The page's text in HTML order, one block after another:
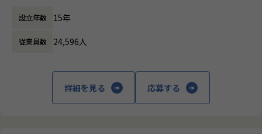
【募集概要】
搬送設備・工作機械・産業ロボットなどの保全業務をご担当
現場経験を積むことができます。
【業務の変更の範囲】
に渡ります。いわゆる技術者派遣と呼ばれ
働く場所に関わらない事業支援や最新技術を
用いた研究開発などを行っています。
設立年数 15年
従業員数 24,596人
詳細を見る 応募する